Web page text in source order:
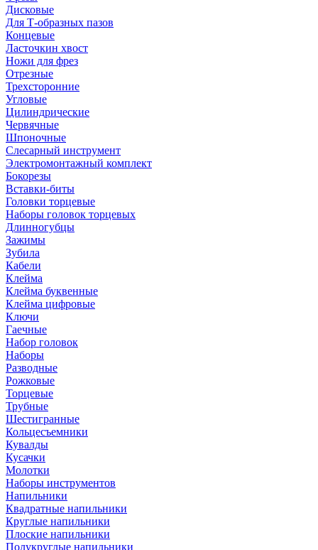
Дисковые
Для Т-образных пазов
Концевые
Ласточкин хвост
Ножи для фрез
Отрезные
Трехсторонние
Угловые
Цилиндрические
Червячные
Шпоночные
Слесарный инструмент
Электромонтажный комплект
Бокорезы
Вставки-биты
Головки торцевые
Наборы головок торцевых
Длинногубцы
Зажимы
Зубила
Кабели
Клейма
Клейма буквенные
Клейма цифровые
Ключи
Гаечные
Набор головок
Наборы
Разводные
Рожковые
Торцевые
Трубные
Шестигранные
Кольцесъемники
Кувалды
Кусачки
Молотки
Наборы инструментов
Напильники
Квадратные напильники
Круглые напильники
Плоские напильники
Полукруглые напильники